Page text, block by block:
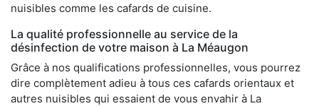
nuisibles comme les cafards de cuisine.
La qualité professionnelle au service de la
désinfection de votre maison à La Méaugon
Grâce à nos qualifications professionnelles, vous pourrez
dire complètement adieu à tous ces cafards orientaux et
autres nuisibles qui essaient de vous envahir à La